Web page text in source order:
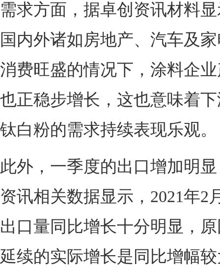
需求方面，据卓创资讯材料
国内外诸如房地产、汽车及
消费旺盛的情况下，涂料企
也正稳步增长，这也意味着
钛白粉的需求持续表现乐观。
此外，一季度的出口增加明
资讯相关数据显示，2021年2
出口量同比增长十分明显，
延续的实际增长是同比增幅